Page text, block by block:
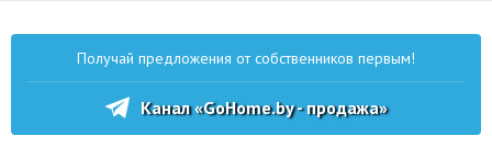
Получай предложения от собственников первым!
Канал «GoHome.by - продажа»